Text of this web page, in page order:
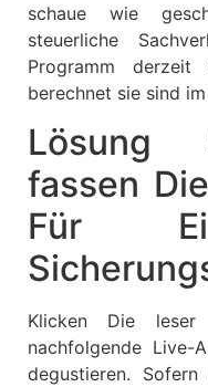
schaue wie
steuerliche
Programm
berechnet sie sind
Lösung
fassen
Für
Klicken Die
nachfolgende Live-
degustieren.